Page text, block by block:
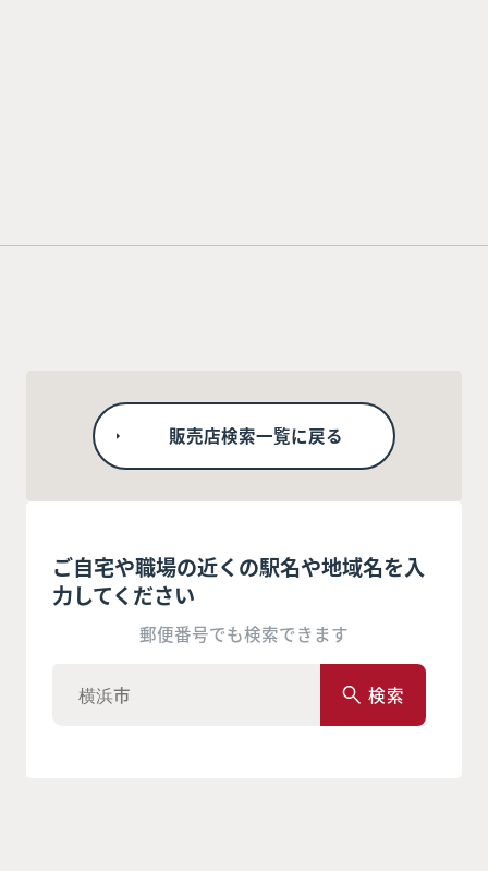
販売店検索一覧に戻る
ご自宅や職場の近くの駅名や地域名を入
力してください
郵便番号でも検索できます
検索